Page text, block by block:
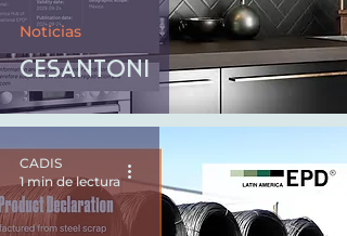
Cesantoni
Noticias
CADIS
1 min de lectura